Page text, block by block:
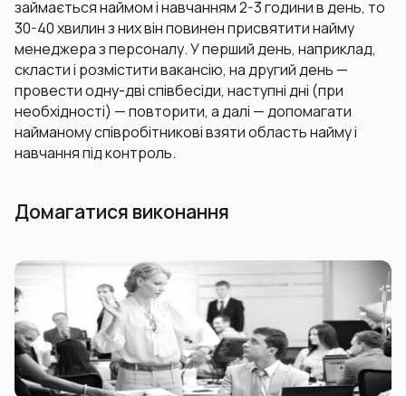
займається наймом і навчанням 2-3 години в день, то
30-40 хвилин з них він повинен присвятити найму
менеджера з персоналу. У перший день, наприклад,
скласти і розмістити вакансію, на другий день —
провести одну-дві співбесіди, наступні дні (при
необхідності) — повторити, а далі — допомагати
найманому співробітникові взяти область найму і
навчання під контроль.
Домагатися виконання